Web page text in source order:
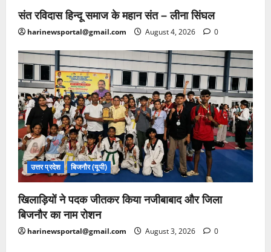
संत रविदास हिन्दू समाज के महान संत – लीना सिंघल
harinewsportal@gmail.com August 4, 2026 0
उत्तर प्रदेश बिजनौर (यूपी)
खिलाड़ियों ने पदक जीतकर किया नजीबाबाद और जिला
बिजनौर का नाम रोशन
harinewsportal@gmail.com August 3, 2026 0